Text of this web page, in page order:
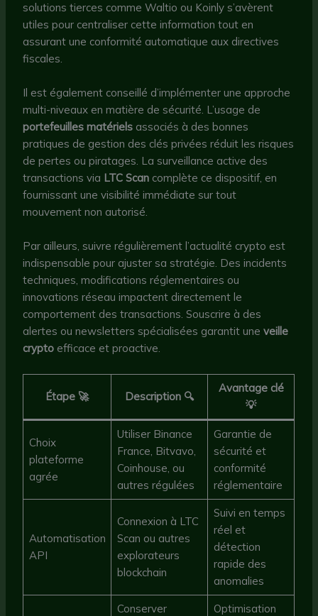
solutions tierces comme Waltio ou Koinly s’avèrent
utiles pour centraliser cette information tout en
assurant une conformité automatique aux directives
fiscales.
Il est également conseillé d’implémenter une approche
multi-niveaux en matière de sécurité. L’usage de
portefeuilles matériels associés à des bonnes
pratiques de gestion des clés privées réduit les risques
de pertes ou piratages. La surveillance active des
transactions via LTC Scan complète ce dispositif, en
fournissant une visibilité immédiate sur tout
mouvement non autorisé.
Par ailleurs, suivre régulièrement l’actualité crypto est
indispensable pour ajuster sa stratégie. Des incidents
techniques, modifications réglementaires ou
innovations réseau impactent directement le
comportement des transactions. Souscrire à des
alertes ou newsletters spécialisées garantit uneveille
crypto efficace et proactive.
Étape 🚀 Description 🔍
Avantage clé
💡
Choix
plateforme
agrée
Utiliser Binance
France, Bitvavo,
Coinhouse, ou
autres régulées
Garantie de
sécurité et
conformité
réglementaire
Automatisation
API
Connexion à LTC
Scan ou autres
explorateurs
blockchain
Suivi en temps
réel et
détection
rapide des
anomalies
Conserver
Optimisation